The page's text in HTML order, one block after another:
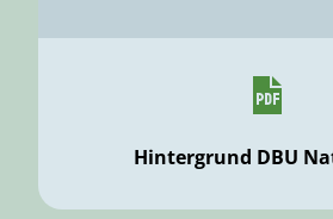
Hintergrund DBU